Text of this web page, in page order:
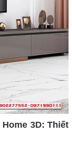
Home 3D: Thiết